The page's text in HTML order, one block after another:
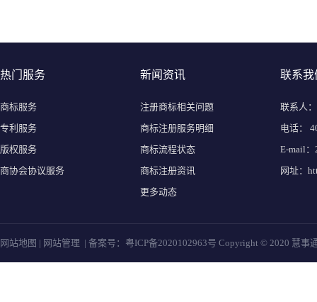
热门服务
商标服务
专利服务
版权服务
商协会协议服务
新闻资讯
注册商标相关问题
商标注册服务明细
商标流程状态
商标注册资讯
更多动态
联系我
联系人
电话：
E-mail：
网址：
网站地图 | 网站管理 | 备案号： 粤ICP备2020102963号 Copyright © 2020 慧事